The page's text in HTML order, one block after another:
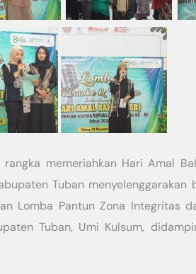
memeriahkan Hari Amal
Tuban
Lomba Pantun Zona Integritas
Tuban, Umi Kulsum,